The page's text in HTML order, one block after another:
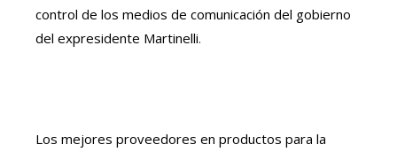
control de los medios de comunicación del gobierno
del expresidente Martinelli.
Los mejores proveedores en productos para la